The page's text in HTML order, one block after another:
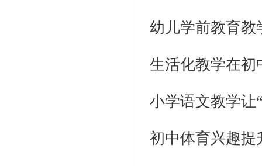
幼儿学前教育教
生活化教学在初
小学语文教学让
初中体育兴趣提